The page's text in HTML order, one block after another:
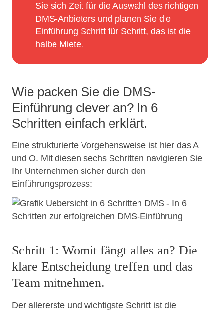
Sie sich Zeit für die Auswahl des richtigen
DMS-Anbieters und planen Sie die
Einführung Schritt für Schritt, das ist die
halbe Miete.
Wie packen Sie die DMS-
Einführung clever an? In 6
Schritten einfach erklärt.
Eine strukturierte Vorgehensweise ist hier das A
und O. Mit diesen sechs Schritten navigieren Sie
Ihr Unternehmen sicher durch den
Einführungsprozess:
Schritt 1: Womit fängt alles an? Die
klare Entscheidung treffen und das
Team mitnehmen.
Der allererste und wichtigste Schritt ist die